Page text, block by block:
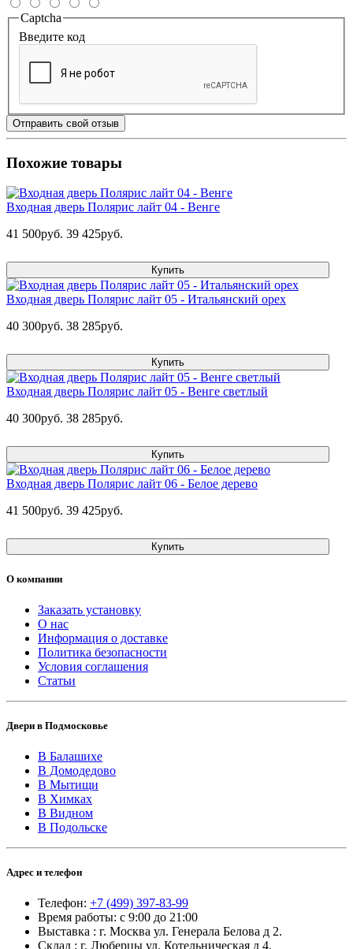
Captcha
Введите код
Отправить свой отзыв
Похожие товары
Входная дверь Полярис лайт 04 - Венге
41 500руб. 39 425руб.
Купить
Входная дверь Полярис лайт 05 - Итальянский орех
40 300руб. 38 285руб.
Купить
Входная дверь Полярис лайт 05 - Венге светлый
40 300руб. 38 285руб.
Купить
Входная дверь Полярис лайт 06 - Белое дерево
41 500руб. 39 425руб.
Купить
О компании
Заказать установку
О нас
Информация о доставке
Политика безопасности
Условия соглашения
Статьи
Двери в Подмосковье
В Балашихе
В Домодедово
В Мытищи
В Химках
В Видном
В Подольске
Адрес и телефон
Телефон: +7 (499) 397-83-99
Время работы: с 9:00 до 21:00
Выставка : г. Москва ул. Генерала Белова д 2.
Склад : г. Люберцы ул. Котельническая д 4.